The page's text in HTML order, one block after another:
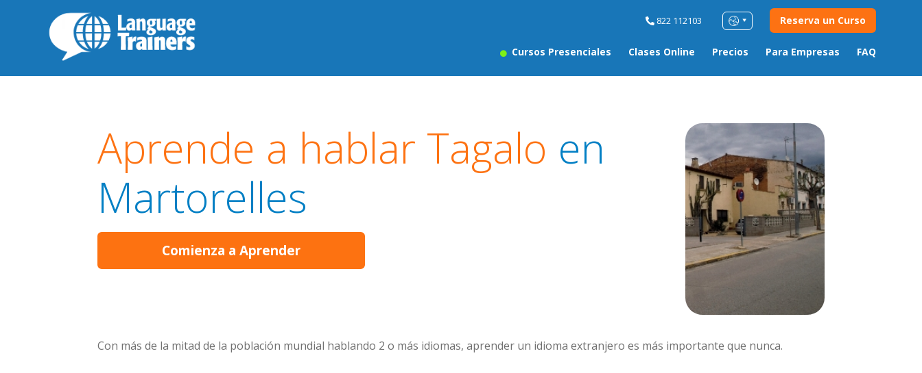
Cursos Presenciales Clases Online Precios Para Empresas FAQ
822 112103 Reserva un Curso
Aprende a hablar Tagalo en
Martorelles
Comienza a Aprender
Con más de la mitad de la población mundial hablando 2 o más idiomas, aprender un idioma extranjero es más importante que nunca.